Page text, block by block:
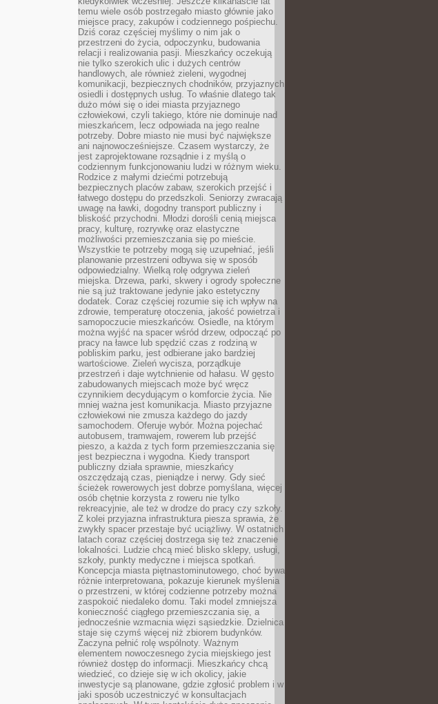
temu wiele osób postrzegało miasto głównie jako
miejsce pracy, zakupów i codziennego pośpiechu.
Dziś coraz częściej myślimy o nim jak o
przestrzeni do życia, odpoczynku, budowania
relacji i realizowania pasji. Mieszkańcy oczekują
nie tylko szerokich ulic i dużych centrów
handlowych, ale również zieleni, wygodnej
komunikacji, bezpiecznych chodników, przyjaznych
osiedli i dostępnych usług. To właśnie dlatego tak
dużo mówi się o idei miasta przyjaznego
człowiekowi, czyli takiego, które nie dominuje nad
mieszkańcem, lecz odpowiada na jego realne
potrzeby. Dobre miasto nie musi być największe
ani najnowocześniejsze. Czasem wystarczy, że
jest zaprojektowane rozsądnie i z myślą o
codziennym funkcjonowaniu ludzi w różnym wieku.
Rodzice z małymi dziećmi potrzebują
bezpiecznych placów zabaw, szerokich przejść i
łatwego dostępu do przedszkoli. Seniorzy zwracają
uwagę na ławki, dogodny transport publiczny i
bliskość przychodni. Młodzi dorośli cenią miejsca
pracy, kulturę, rozrywkę oraz elastyczne
możliwości przemieszczania się po mieście.
Wszystkie te potrzeby mogą się uzupełniać, jeśli
planowanie przestrzeni odbywa się w sposób
odpowiedzialny. Wielką rolę odgrywa zieleń
miejska. Drzewa, parki, skwery i ogrody społeczne
nie są już traktowane jedynie jako estetyczny
dodatek. Coraz częściej rozumie się ich wpływ na
zdrowie, temperaturę otoczenia, jakość powietrza i
samopoczucie mieszkańców. Osiedle, na którym
można wyjść na spacer wśród drzew, odpocząć po
pracy na ławce lub spędzić czas z rodziną w
pobliskim parku, jest odbierane jako bardziej
wartościowe. Zieleń wycisza, porządkuje
przestrzeń i daje wytchnienie od hałasu. W gęsto
zabudowanych miejscach może być wręcz
czynnikiem decydującym o komforcie życia. Nie
mniej ważna jest komunikacja. Miasto przyjazne
człowiekowi nie zmusza każdego do jazdy
samochodem. Oferuje wybór. Można pojechać
autobusem, tramwajem, rowerem lub przejść
pieszo, a każda z tych form przemieszczania się
jest bezpieczna i wygodna. Kiedy transport
publiczny działa sprawnie, mieszkańcy
oszczędzają czas, pieniądze i nerwy. Gdy sieć
ścieżek rowerowych jest dobrze pomyślana, więcej
osób chętnie korzysta z roweru nie tylko
rekreacyjnie, ale też w drodze do pracy czy szkoły.
Z kolei przyjazna infrastruktura piesza sprawia, że
zwykły spacer przestaje być uciążliwy. W ostatnich
latach coraz częściej dostrzega się też znaczenie
lokalności. Ludzie chcą mieć blisko sklepy, usługi,
szkoły, punkty medyczne i miejsca spotkań.
Koncepcja miasta piętnastominutowego, choć bywa
różnie interpretowana, pokazuje kierunek myślenia
o przestrzeni, w której codzienne potrzeby można
zaspokoić niedaleko domu. Taki model zmniejsza
konieczność ciągłego przemieszczania się, a
jednocześnie wzmacnia więzi sąsiedzkie. Dzielnica
staje się czymś więcej niż zbiorem budynków.
Zaczyna pełnić rolę wspólnoty. Ważnym
elementem nowoczesnego życia miejskiego jest
również dostęp do informacji. Mieszkańcy chcą
wiedzieć, co dzieje się w ich okolicy, jakie
inwestycje są planowane, gdzie zgłosić problem i w
jaki sposób uczestniczyć w konsultacjach